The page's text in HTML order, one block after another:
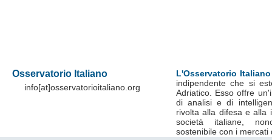
Osservatorio Italiano
info[at]osservatorioitaliano.org
L'Osservatorio Italiano
indipendente che si
Adriatico. Esso offre
di analisi e di
rivolta alla difesa e alla
società italiane,
sostenibile con i mercati